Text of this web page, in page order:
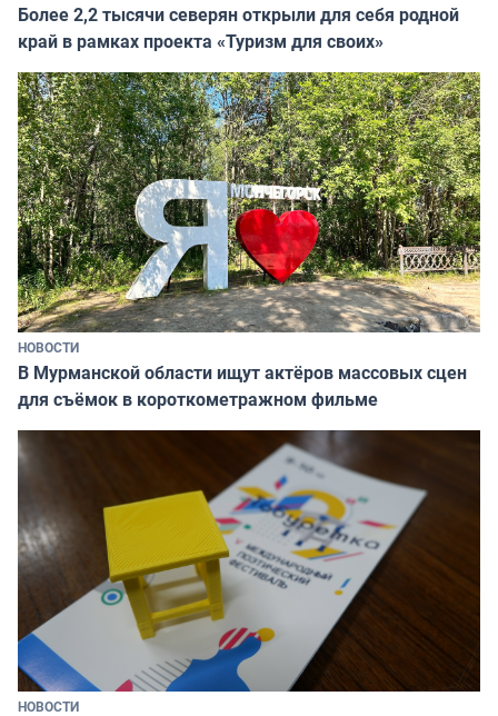
Более 2,2 тысячи северян открыли для себя родной
край в рамках проекта «Туризм для своих»
НОВОСТИ
В Мурманской области ищут актёров массовых сцен
для съёмок в короткометражном фильме
НОВОСТИ